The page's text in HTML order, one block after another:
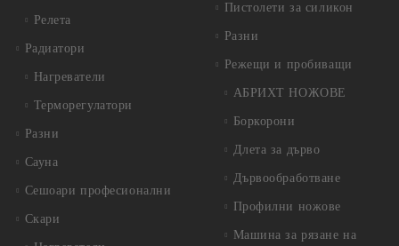
Релета
Радиатори
Нагреватели
Терморегулатори
Разни
Сауна
Сешоари професионални
Скари
Пистолети за силикон
Разни
Режещи и пробиващи
АБРИХТ НОЖОВЕ
Боркорони
Длета за дърво
Дървообработване
Профилни ножове
Машина за рязане на